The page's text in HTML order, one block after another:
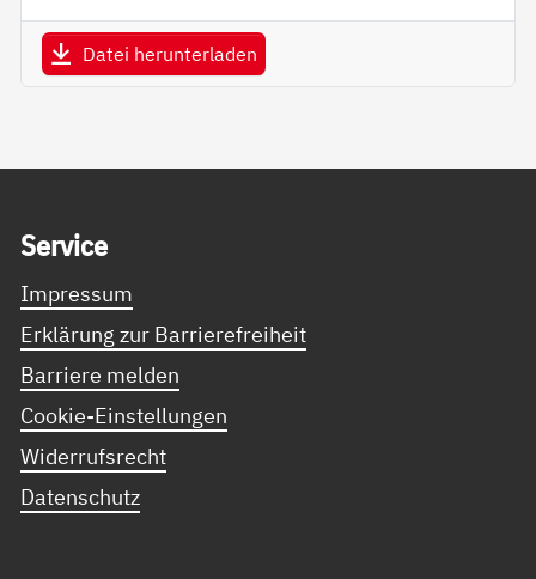
Datei herunterladen
Ser­vice
Impressum
Erklärung zur Barrierefreiheit
Barriere melden
Cookie-Einstellungen
Widerrufsrecht
Datenschutz